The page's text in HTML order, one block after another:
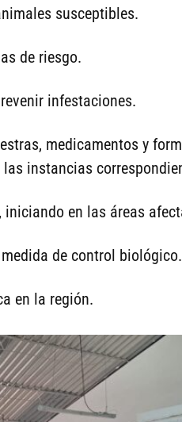
susceptibles.
de riesgo.
infestaciones.
medicamentos y
instancias
en las áreas
de control biológico.
en la región.